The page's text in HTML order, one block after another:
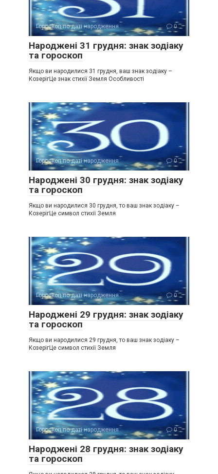
Гороскоп по даті народження 0
Народжені 31 грудня: знак зодіаку
та гороскоп
Якщо ви народилися 31 грудня, ваш знак зодіаку –
КозерігЦе знак стихії Земля Особливості
Гороскоп по даті народження 0
Народжені 30 грудня: знак зодіаку
та гороскоп
Якщо ви народилися 30 грудня, то ваш знак зодіаку –
КозерігЦе символ стихії Земля
Гороскоп по даті народження 0
Народжені 29 грудня: знак зодіаку
та гороскоп
Якщо ви народилися 29 грудня, то ваш знак зодіаку –
КозерігЦе символ стихії Земля
Гороскоп по даті народження 0
Народжені 28 грудня: знак зодіаку
та гороскоп